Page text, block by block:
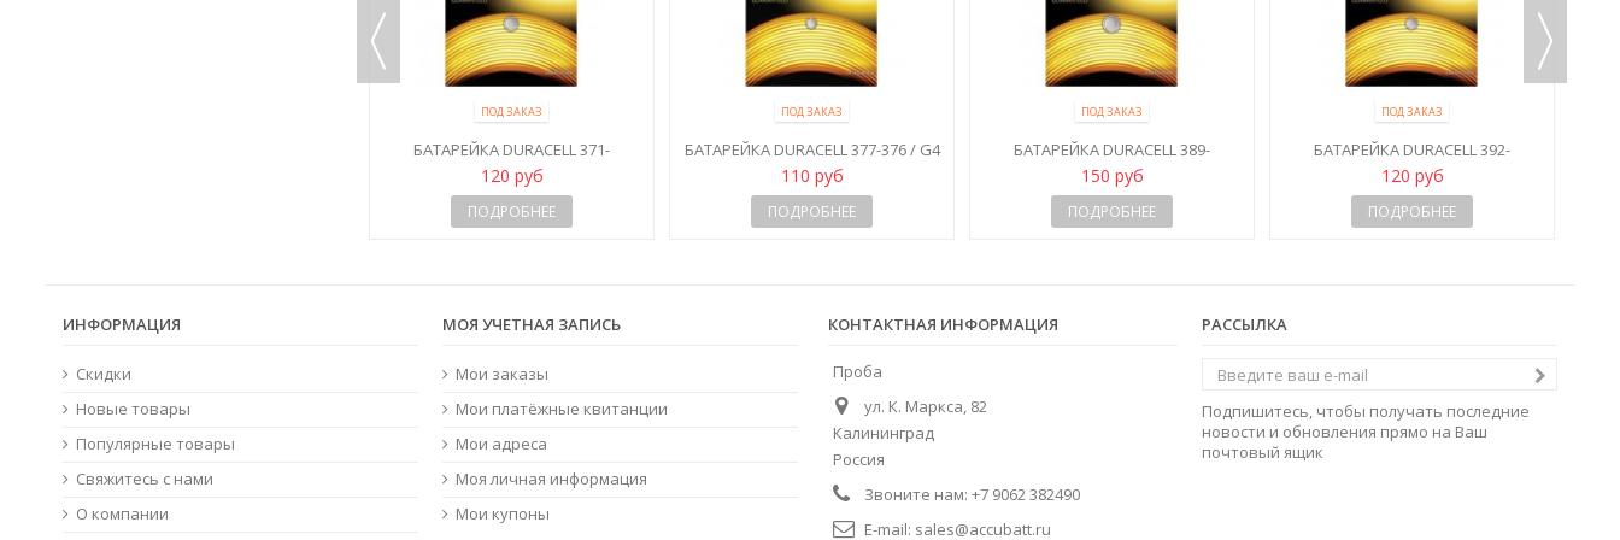
ПОД ЗАКАЗ
БАТАРЕЙКА DURACELL 371-
370/G6/SR920W
120 руб
ПОДРОБНЕЕ
ПОД ЗАКАЗ
БАТАРЕЙКА DURACELL 377-376 / G4
/ SR626SW
110 руб
ПОДРОБНЕЕ
ПОД ЗАКАЗ
БАТАРЕЙКА DURACELL 389-
390/G10/SR1130W
150 руб
ПОДРОБНЕЕ
ПОД ЗАКАЗ
БАТАРЕЙКА DURACELL 392-
384/G3/SR41W
120 руб
ПОДРОБНЕЕ
ИНФОРМАЦИЯ
Скидки
Новые товары
Популярные товары
Свяжитесь с нами
О компании
МОЯ УЧЕТНАЯ ЗАПИСЬ
Мои заказы
Мои платёжные квитанции
Мои адреса
Моя личная информация
Мои купоны
КОНТАКТНАЯ ИНФОРМАЦИЯ
Проба
ул. К. Маркса, 82
Калининград
Россия
Звоните нам: +7 9062 382490
E-mail: sales@accubatt.ru
РАССЫЛКА
Подпишитесь, чтобы получать последние
новости и обновления прямо на Ваш
почтовый ящик